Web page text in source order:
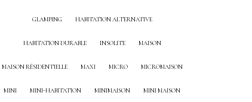
GLAMPING HABITATION ALTERNATIVE
HABITATION DURABLE INSOLITE MAISON
MAISON RÉSIDENTIELLE MAXI MICRO MICROMAISON
MINI MINI-HABITATION MINIMAISON MINI MAISON